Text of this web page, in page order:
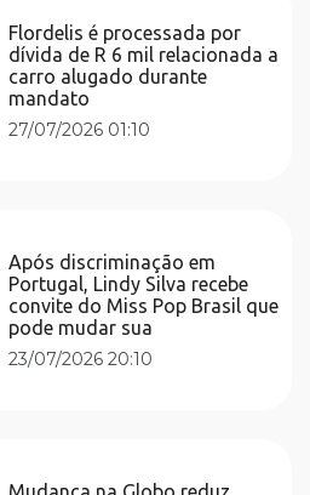
Flordelis é processada por
dívida de R 6 mil relacionada a
carro alugado durante
mandato
27/07/2026 01:10
Após discriminação em
Portugal, Lindy Silva recebe
convite do Miss Pop Brasil que
pode mudar sua
23/07/2026 20:10